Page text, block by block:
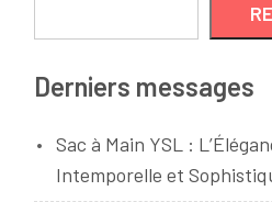
Derniers messages
Sac à Main YSL :
Intemporelle et